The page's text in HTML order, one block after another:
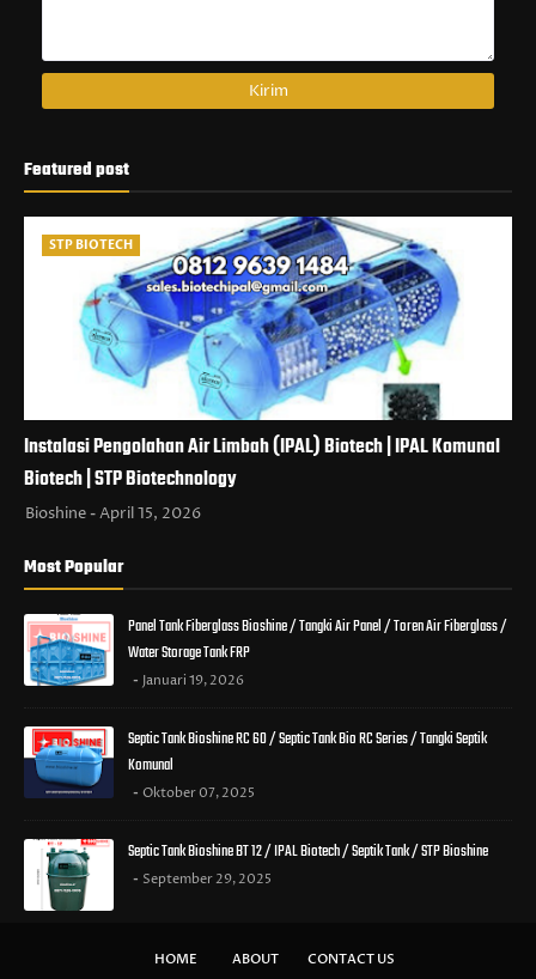
Featured post
STP BIOTECH
Instalasi Pengolahan Air Limbah (IPAL) Biotech | IPAL Komunal
Biotech | STP Biotechnology
Bioshine April 15, 2026
Most Popular
Panel Tank Fiberglass Bioshine / Tangki Air Panel / Toren Air Fiberglass /
Water Storage Tank FRP
Januari 19, 2026
Septic Tank Bioshine RC 60 / Septic Tank Bio RC Series / Tangki Septik
Komunal
Oktober 07, 2025
Septic Tank Bioshine BT 12 / IPAL Biotech / Septik Tank / STP Bioshine
September 29, 2025
HOME ABOUT CONTACT US